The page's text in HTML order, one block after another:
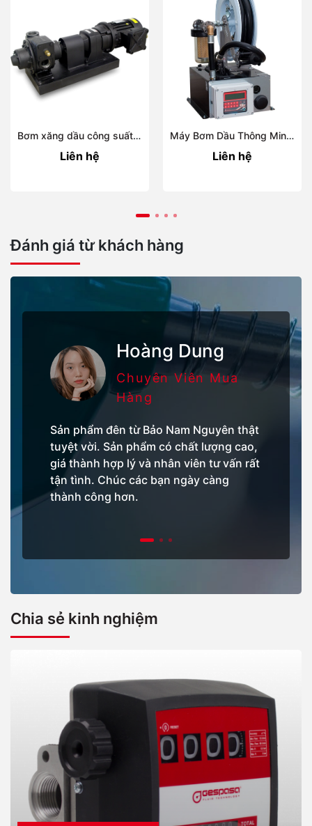
Bơm xăng dầu công suất lớn ATEX – BDP-200
Liên hệ
Máy Bơm Dầu Thông Minh TRUCK KIT GK-7Plus AG-90 – Bơm Dầu 12V/24VDC
Liên hệ
Đánh giá từ khách hàng
Hoàng Dung
Chuyên Viên Mua
Hàng
Sản phẩm đên từ Bảo Nam Nguyên thật
tuyệt vời. Sản phẩm có chất lượng cao,
giá thành hợp lý và nhân viên tư vấn rất
tận tình. Chúc các bạn ngày càng
thành công hơn.
Chia sẻ kinh nghiệm